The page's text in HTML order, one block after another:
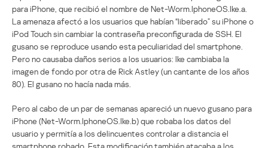
para iPhone, que recibió el nombre de Net-Worm.IphoneOS.Ike.a.
La amenaza afectó a los usuarios que habían “liberado” su iPhone o
iPod Touch sin cambiar la contraseña preconfigurada de SSH. El
gusano se reproduce usando esta peculiaridad del smartphone.
Pero no causaba daños serios a los usuarios: lke cambiaba la
imagen de fondo por otra de Rick Astley (un cantante de los años
80). El gusano no hacía nada más.
Pero al cabo de un par de semanas apareció un nuevo gusano para
iPhone (Net-Worm.IphoneOS.Ike.b) que robaba los datos del
usuario y permitía a los delincuentes controlar a distancia el
smartphone robado. Esta modificación también atacaba a los